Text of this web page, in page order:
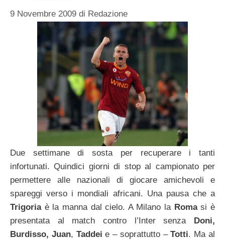
9 Novembre 2009 di Redazione
Due settimane di sosta per recuperare i tanti
infortunati. Quindici giorni di stop al campionato per
permettere alle nazionali di giocare amichevoli e
spareggi verso i mondiali africani. Una pausa che a
Trigoriaè la manna dal cielo. A Milano la Romasi è
presentata al match contro l’Inter senzaDoni,
Burdisso, Juan, Taddei e – soprattutto –Totti. Ma al